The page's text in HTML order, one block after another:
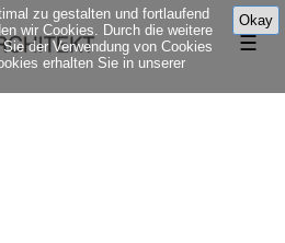
☰
Okay
zu gestalten und fortlaufend
wir Cookies. Durch die weitere
der Verwendung von Cookies
erhalten Sie in unserer